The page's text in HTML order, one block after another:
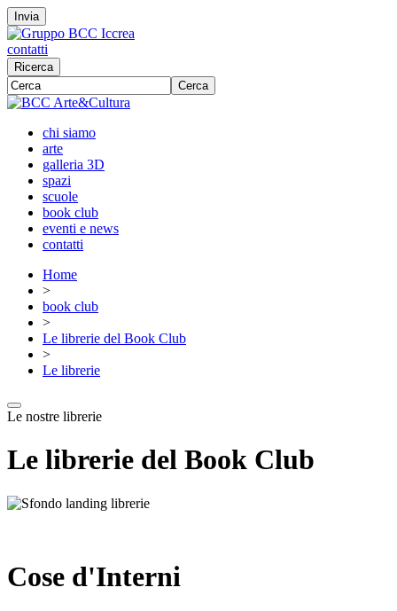
Invia
contatti
Ricerca
Cerca
chi siamo
arte
galleria 3D
spazi
scuole
book club
eventi e news
contatti
Home
>
book club
>
Le librerie del Book Club
>
Le librerie
Le nostre librerie
Le librerie del Book Club
Cose d'Interni